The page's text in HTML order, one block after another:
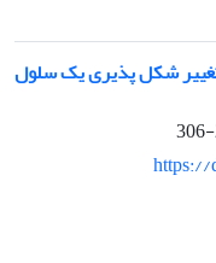
تغییر شکل پذیری یک سلول
https://